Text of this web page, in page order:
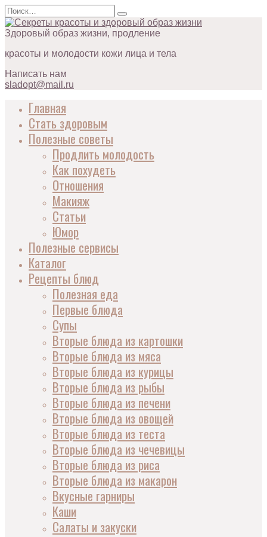
Перейти
к
содержанию
Search
for:
Здоровый образ жизни, продление
красоты и молодости кожи лица и тела
Написать нам
sladopt@mail.ru
Главная
Стать здоровым
Полезные советы
Продлить молодость
Как похудеть
Отношения
Макияж
Статьи
Юмор
Полезные сервисы
Каталог
Рецепты блюд
Полезная еда
Первые блюда
Супы
Вторые блюда из картошки
Вторые блюда из мяса
Вторые блюда из курицы
Вторые блюда из рыбы
Вторые блюда из печени
Вторые блюда из овощей
Вторые блюда из теста
Вторые блюда из чечевицы
Вторые блюда из риса
Вторые блюда из макарон
Вкусные гарниры
Каши
Салаты и закуски